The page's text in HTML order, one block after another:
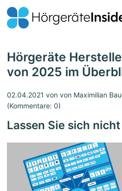
Hörgeräte
von 2025 im
02.04.2021 von von Maximilian
(Kommentare: 0)
Lassen Sie sich